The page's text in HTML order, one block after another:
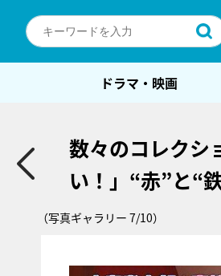
ドラマ・映画
数々のコレクシ
い！」“赤”と“
（写真ギャラリー 7/10）